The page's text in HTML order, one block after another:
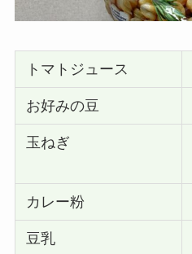
トマトジュース
お好みの豆
玉ねぎ
カレー粉
豆乳